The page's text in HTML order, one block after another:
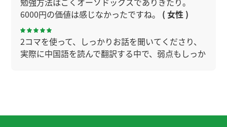
6000円の価値は感じなかったですね。 ( 女性 )
2コマを使って、しっかりお話を聞いてくださり、
実際に中国語を読んで翻訳する中で、弱点もしっか
外国語習得において何が重要なポイントか丁寧に